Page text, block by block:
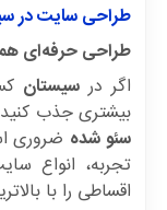
طراحی سایت در
طراحی حرفه‌ای
اگر در سیستان
بیشتری جذب
سئو شده ضروری
تجربه، انواع
اقساطی را با